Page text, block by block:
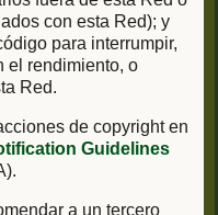
con esta Red); y
para interrumpir,
el rendimiento, o
Red.
de copyright en
Guidelines
a un tercero